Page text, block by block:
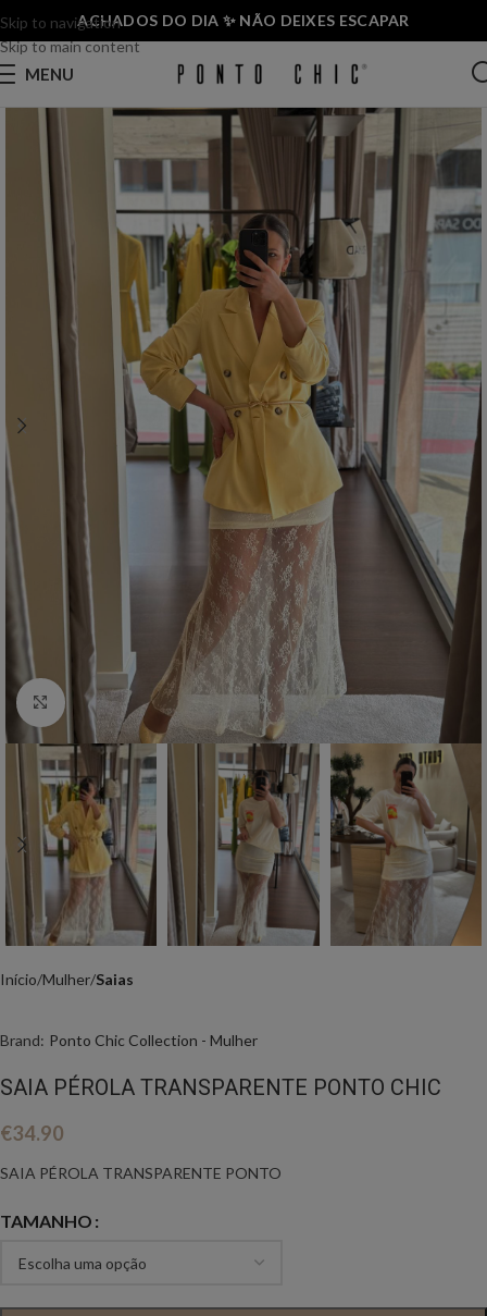
Skip to navigation
Skip to main content
ACHADOS DO DIA ✨ NÃO DEIXES ESCAPAR
MENU
Click to enlarge
Início Mulher Saias
Brand: Ponto Chic Collection - Mulher
SAIA PÉROLA TRANSPARENTE PONTO CHIC
€34.90
SAIA PÉROLA TRANSPARENTE PONTO
TAMANHO